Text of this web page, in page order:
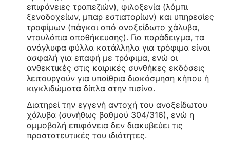
επιφάνειες τραπεζιών), φιλοξενία (λόμπι
ξενοδοχείων, μπαρ εστιατορίων) και υπηρεσίες
τροφίμων (πάγκοι από ανοξείδωτο χάλυβα,
ντουλάπια αποθήκευσης). Για παράδειγμα, τα
ανάγλυφα φύλλα κατάλληλα για τρόφιμα είναι
ασφαλή για επαφή με τρόφιμα, ενώ οι
ανθεκτικές στις καιρικές συνθήκες εκδόσεις
λειτουργούν για υπαίθρια διακόσμηση κήπου ή
κιγκλιδώματα δίπλα στην πισίνα.
Διατηρεί την εγγενή αντοχή του ανοξείδωτου
χάλυβα (συνήθως βαθμού 304/316), ενώ η
αμμοβολή επιφάνεια δεν διακυβεύει τις
προστατευτικές του ιδιότητες.